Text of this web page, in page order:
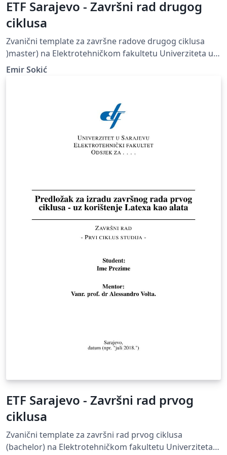
ETF Sarajevo - Završni rad drugog
ciklusa
Zvanični template za završne radove drugog ciklusa
)master) na Elektrotehničkom fakultetu Univerziteta u
Sarajevu
Emir Sokić
ETF Sarajevo - Završni rad prvog
ciklusa
Zvanični template za završni rad prvog ciklusa
(bachelor) na Elektrotehničkom fakultetu Univerziteta u